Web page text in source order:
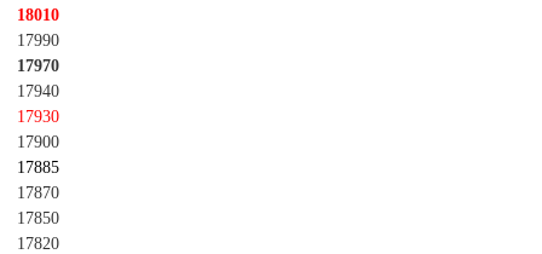
18010
17990
17970
17940
17930
17900
17885
17870
17850
17820